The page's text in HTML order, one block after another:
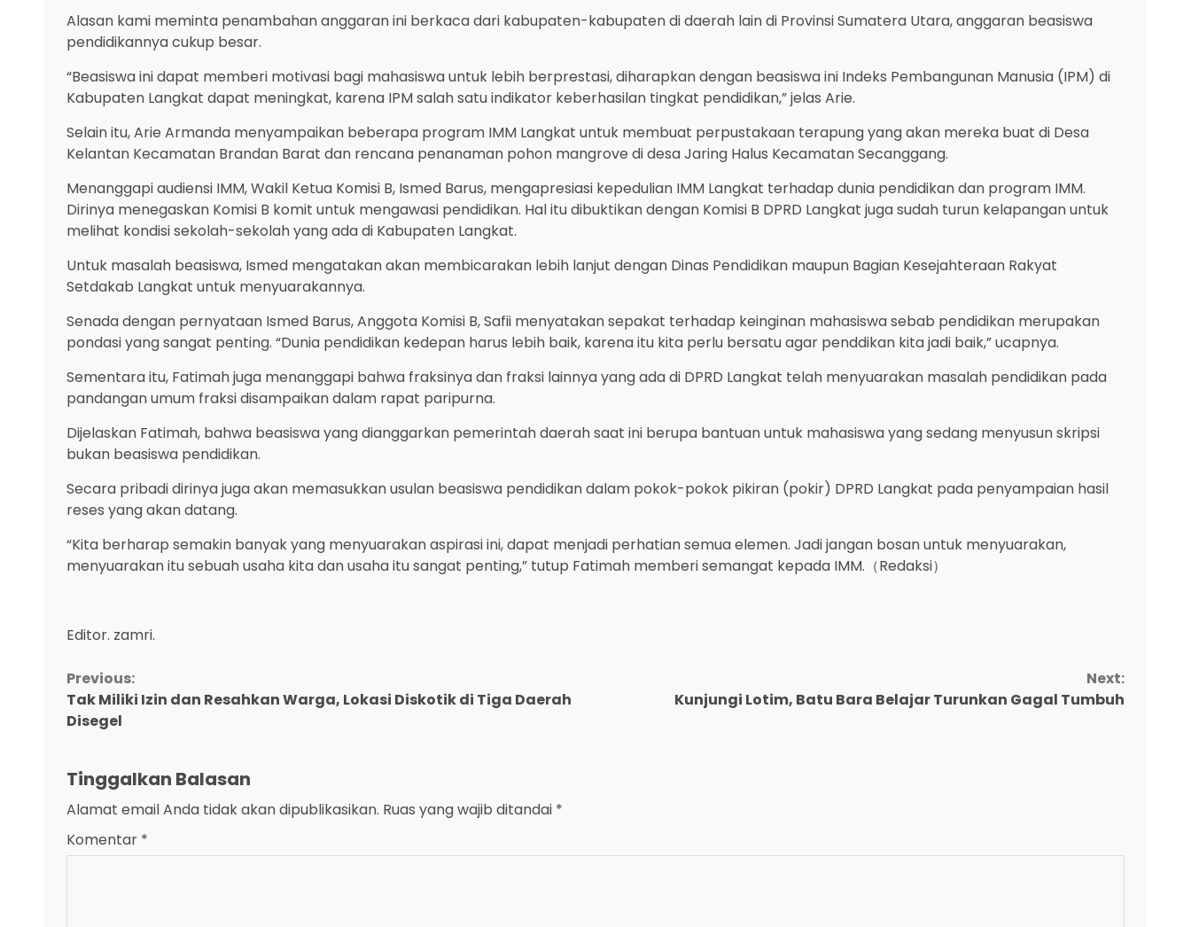
Alasan kami meminta penambahan anggaran ini berkaca dari kabupaten-kabupaten di daerah lain di Provinsi Sumatera Utara, anggaran beasiswa
pendidikannya cukup besar.
“Beasiswa ini dapat memberi motivasi bagi mahasiswa untuk lebih berprestasi, diharapkan dengan beasiswa ini Indeks Pembangunan Manusia (IPM) di
Kabupaten Langkat dapat meningkat, karena IPM salah satu indikator keberhasilan tingkat pendidikan,” jelas Arie.
Selain itu, Arie Armanda menyampaikan beberapa program IMM Langkat untuk membuat perpustakaan terapung yang akan mereka buat di Desa
Kelantan Kecamatan Brandan Barat dan rencana penanaman pohon mangrove di desa Jaring Halus Kecamatan Secanggang.
Menanggapi audiensi IMM, Wakil Ketua Komisi B, Ismed Barus, mengapresiasi kepedulian IMM Langkat terhadap dunia pendidikan dan program IMM.
Dirinya menegaskan Komisi B komit untuk mengawasi pendidikan. Hal itu dibuktikan dengan Komisi B DPRD Langkat juga sudah turun kelapangan untuk
melihat kondisi sekolah-sekolah yang ada di Kabupaten Langkat.
Untuk masalah beasiswa, Ismed mengatakan akan membicarakan lebih lanjut dengan Dinas Pendidikan maupun Bagian Kesejahteraan Rakyat
Setdakab Langkat untuk menyuarakannya.
Senada dengan pernyataan Ismed Barus, Anggota Komisi B, Safii menyatakan sepakat terhadap keinginan mahasiswa sebab pendidikan merupakan
pondasi yang sangat penting. “Dunia pendidikan kedepan harus lebih baik, karena itu kita perlu bersatu agar penddikan kita jadi baik,” ucapnya.
Sementara itu, Fatimah juga menanggapi bahwa fraksinya dan fraksi lainnya yang ada di DPRD Langkat telah menyuarakan masalah pendidikan pada
pandangan umum fraksi disampaikan dalam rapat paripurna.
Dijelaskan Fatimah, bahwa beasiswa yang dianggarkan pemerintah daerah saat ini berupa bantuan untuk mahasiswa yang sedang menyusun skripsi
bukan beasiswa pendidikan.
Secara pribadi dirinya juga akan memasukkan usulan beasiswa pendidikan dalam pokok-pokok pikiran (pokir) DPRD Langkat pada penyampaian hasil
reses yang akan datang.
“Kita berharap semakin banyak yang menyuarakan aspirasi ini, dapat menjadi perhatian semua elemen. Jadi jangan bosan untuk menyuarakan,
menyuarakan itu sebuah usaha kita dan usaha itu sangat penting,” tutup Fatimah memberi semangat kepada IMM.（Redaksi）
Editor. zamri.
Continue
Reading
Previous:
Tak Miliki Izin dan Resahkan Warga, Lokasi Diskotik di Tiga Daerah
Disegel
Next:
Kunjungi Lotim, Batu Bara Belajar Turunkan Gagal Tumbuh
Tinggalkan Balasan
Alamat email Anda tidak akan dipublikasikan. Ruas yang wajib ditandai *
Komentar *